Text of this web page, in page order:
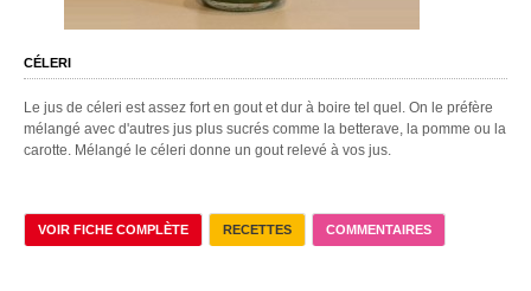
CÉLERI
Le jus de céleri est assez fort en gout et dur à boire tel quel. On le préfère
mélangé avec d'autres jus plus sucrés comme la betterave, la pomme ou la
carotte. Mélangé le céleri donne un gout relevé à vos jus.
VOIR FICHE COMPLÈTE RECETTES COMMENTAIRES